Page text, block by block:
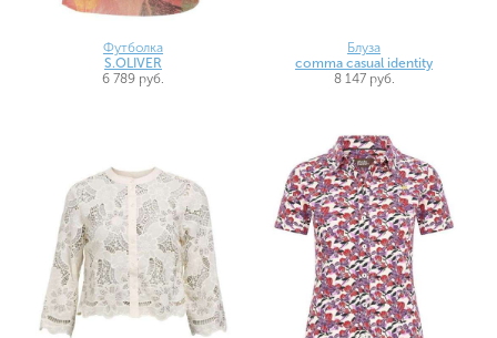
Футболка
S.OLIVER
6 789 руб.
Блуза
comma casual identity
8 147 руб.